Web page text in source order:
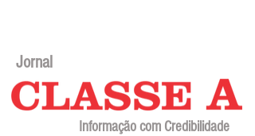
Jornal
Informação com Credibilidade